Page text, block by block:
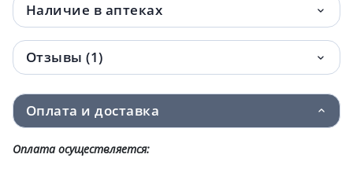
Pure skin пенка очищ с азелаин к-той
150мл
931 грн.
Odorex deo набор антиперсп шарик 40мл
№2
1 055 грн.
Acne out крем восст spf30 30мл 1 113 грн.
Pure skin флюид ночн с гиалур к-той и
Наличие в аптеках
Отзывы (1)
Оплата и доставка
Оплата осуществляется: